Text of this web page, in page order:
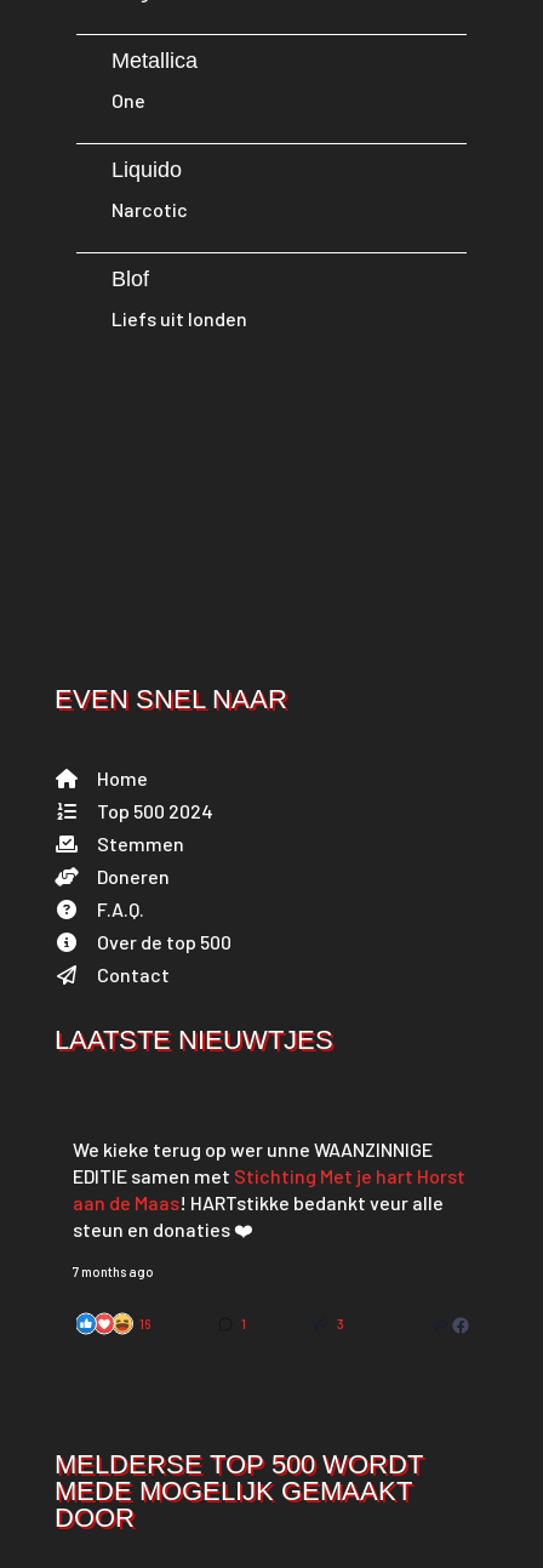
Metallica
One
Liquido
Narcotic
Blof
Liefs uit londen
EVEN SNEL NAAR
Home
Top 500 2024
Stemmen
Doneren
F.A.Q.
Over de top 500
Contact
LAATSTE NIEUWTJES
We kieke terug op wer unne WAANZINNIGE
EDITIE samen met Stichting Met je hart Horst
aan de Maas! HARTstikke bedankt veur alle
steun en donaties ❤️
7 months ago
16 1 3
MELDERSE TOP 500 WORDT
MEDE MOGELIJK GEMAAKT
DOOR